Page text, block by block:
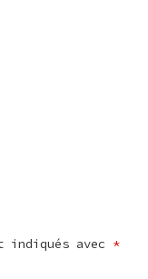
indiqués avec *